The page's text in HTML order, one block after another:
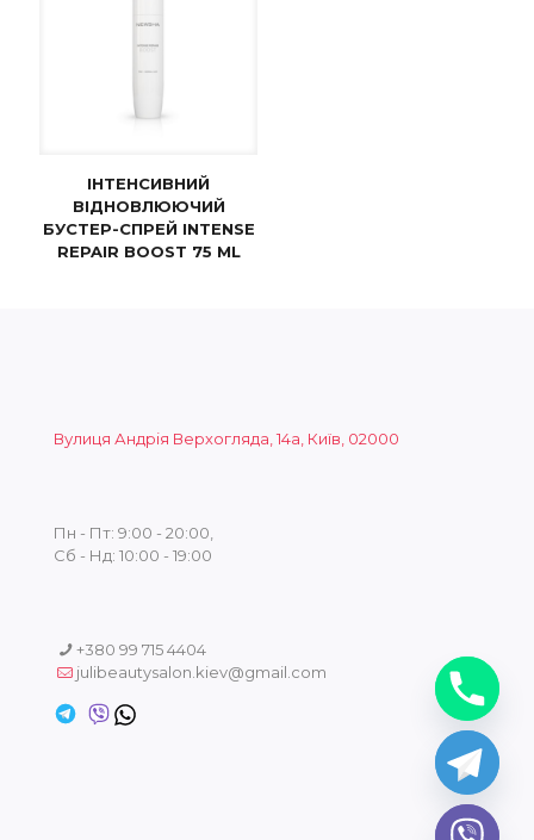
ІНТЕНСИВНИЙ
ВІДНОВЛЮЮЧИЙ
БУСТЕР-СПРЕЙ INTENSE
REPAIR BOOST 75 ML
Вулиця Андрія Верхогляда, 14а, Київ, 02000
Пн - Пт: 9:00 - 20:00,
Сб - Нд: 10:00 - 19:00
+380 99 715 4404
julibeautysalon.kiev@gmail.com